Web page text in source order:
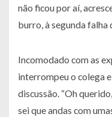
não ficou por aí,
burro, à segunda falha
Incomodado com as
interrompeu o colega
discussão. “Oh
sei que andas com